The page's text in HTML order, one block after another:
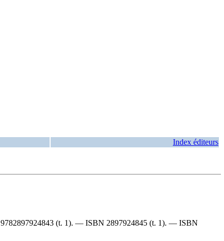
Index éditeurs
9782897924843 (t. 1). — ISBN 2897924845 (t. 1). — ISBN